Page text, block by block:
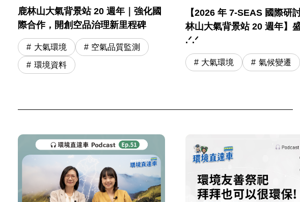
鹿林山大氣背景站 20 週年｜強化國
際合作，開創空品治理新里程碑
大氣環境 空氣品質監測
環境資料
【2026 年 7-SEAS 國際研
林山大氣背景站 20 週年】
.ᐟ.ᐟ
大氣環境 氣候變遷